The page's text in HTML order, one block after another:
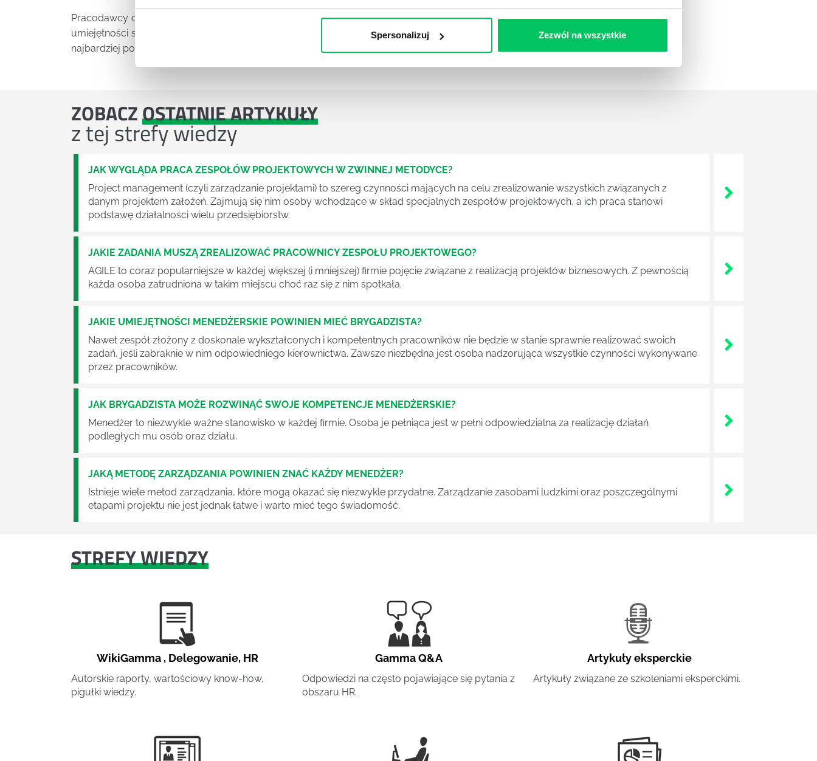
Spersonalizuj Zezwól na wszystkie
Pracodawcy coraz częściej patrzą bowiem na pracownika nie tylko pod kątem tego jakie posiada
umiejętności stricte zawodowe ale też np. czy potrafi pracować w grupie. Jest to jedna z obecnie
najbardziej pożądanych cech u pracowników.
ZOBACZOSTATNIE ARTYKUŁY
z tej strefy wiedzy
JAK WYGLĄDA PRACA ZESPOŁÓW PROJEKTOWYCH W ZWINNEJ METODYCE?
Project management (czyli zarządzanie projektami) to szereg czynności mających na celu zrealizowanie wszystkich związanych z
danym projektem założeń. Zajmują się nim osoby wchodzące w skład specjalnych zespołów projektowych, a ich praca stanowi
podstawę działalności wielu przedsiębiorstw.
JAKIE ZADANIA MUSZĄ ZREALIZOWAĆ PRACOWNICY ZESPOŁU PROJEKTOWEGO?
AGILE to coraz popularniejsze w każdej większej (i mniejszej) firmie pojęcie związane z realizacją projektów biznesowych. Z pewnością
każda osoba zatrudniona w takim miejscu choć raz się z nim spotkała.
JAKIE UMIEJĘTNOŚCI MENEDŻERSKIE POWINIEN MIEĆ BRYGADZISTA?
Nawet zespół złożony z doskonale wykształconych i kompetentnych pracowników nie będzie w stanie sprawnie realizować swoich
zadań, jeśli zabraknie w nim odpowiedniego kierownictwa. Zawsze niezbędna jest osoba nadzorująca wszystkie czynności wykonywane
przez pracowników.
JAK BRYGADZISTA MOŻE ROZWINĄĆ SWOJE KOMPETENCJE MENEDŻERSKIE?
Menedżer to niezwykle ważne stanowisko w każdej firmie. Osoba je pełniąca jest w pełni odpowiedzialna za realizację działań
podległych mu osób oraz działu.
JAKĄ METODĘ ZARZĄDZANIA POWINIEN ZNAĆ KAŻDY MENEDŻER?
Istnieje wiele metod zarządzania, które mogą okazać się niezwykle przydatne. Zarządzanie zasobami ludzkimi oraz poszczególnymi
etapami projektu nie jest jednak łatwe i warto mieć tego świadomość.
STREFY WIEDZY
WikiGamma , Delegowanie, HR
Autorskie raporty, wartościowy know-how,
pigułki wiedzy.
Gamma Q&A
Odpowiedzi na często pojawiające się pytania z
obszaru HR.
Artykuły eksperckie
Artykuły związane ze szkoleniami eksperckimi.